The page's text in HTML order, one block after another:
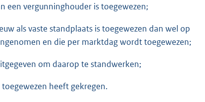
een vergunninghouder is toegewezen;
als vaste standplaats is toegewezen dan wel op
en die per marktdag wordt toegewezen;
om daarop te standwerken;
heeft gekregen.